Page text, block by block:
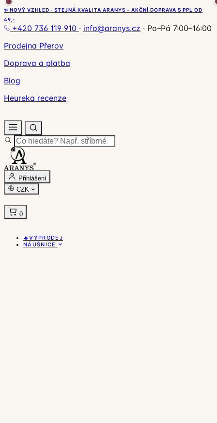
✨ NOVÝ VZHLED · STEJNÁ KVALITA ARANYS - AKČNÍ DOPRAVA S PPL OD
49,-
+420 736 119 910 · info@aranys.cz · Po–Pá 7:00–16:00
Prodejna Přerov
Doprava a platba
Blog
Heureka recenze
Přihlášení
CZK
0
🔥VÝPRODEJ
NÁUŠNICE